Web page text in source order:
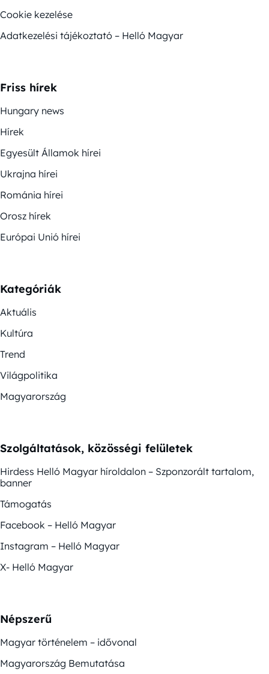
Cookie kezelése
Adatkezelési tájékoztató – Helló Magyar
Friss hírek
Hungary news
Hírek
Egyesült Államok hírei
Ukrajna hírei
Románia hírei
Orosz hírek
Európai Unió hírei
Kategóriák
Aktuális
Kultúra
Trend
Világpolitika
Magyarország
Szolgáltatások, közösségi felületek
Hirdess Helló Magyar híroldalon – Szponzorált tartalom,
banner
Támogatás
Facebook – Helló Magyar
Instagram – Helló Magyar
X- Helló Magyar
Népszerű
Magyar történelem – idővonal
Magyarország Bemutatása